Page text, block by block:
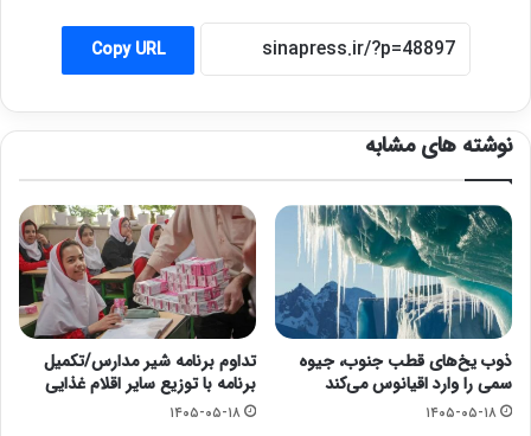
Copy URL
نوشته های مشابه
ذوب یخ‌های قطب جنوب، جیوه
سمی را وارد اقیانوس می‌کند
۱۴۰۵-۰۵-۱۸
تداوم برنامه شیر مدارس/تکمیل
برنامه با توزیع سایر اقلام غذایی
۱۴۰۵-۰۵-۱۸